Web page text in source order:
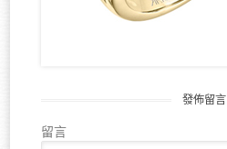
發佈留言
留言